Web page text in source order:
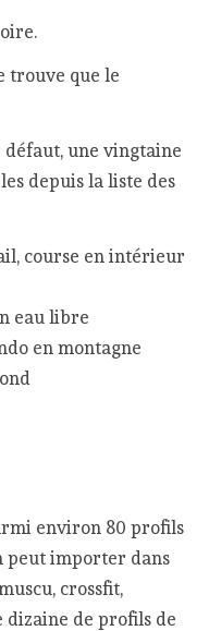
trouve que le
défaut, une vingtaine
depuis la liste des
course en intérieur
eau libre
en montagne
environ 80 profils
peut importer dans
crossfit,
dizaine de profils de